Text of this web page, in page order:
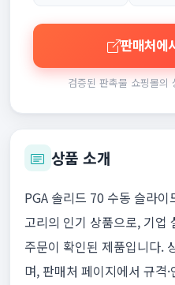
판매처에
검증된 판촉물 쇼핑몰의
상품 소개
PGA 솔리드 70 수동 슬라
고리의 인기 상품으로, 기업
주문이 확인된 제품입니다.
며, 판매처 페이지에서 규격